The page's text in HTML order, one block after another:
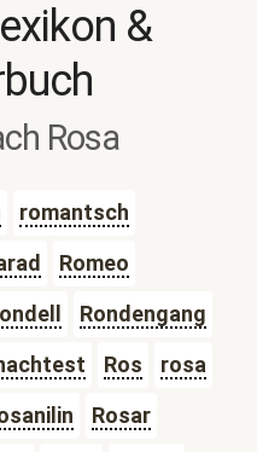
&
Rosa
romantsch
Romeo
Rondengang
Ros
rosa
Rosar